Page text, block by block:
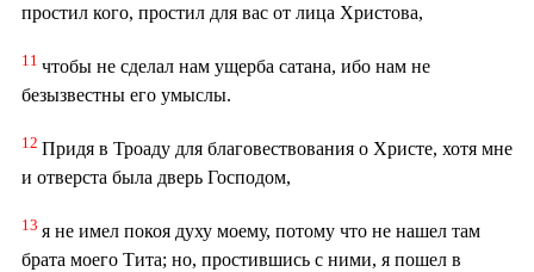
простил кого, простил для вас от лица Христова,
11 чтобы не сделал нам ущерба сатана, ибо нам не
безызвестны его умыслы.
12 Придя в Троаду для благовествования о Христе, хотя мне
и отверста была дверь Господом,
13 я не имел покоя духу моему, потому что не нашел там
брата моего Тита; но, простившись с ними, я пошел в